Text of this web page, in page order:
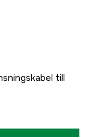
till